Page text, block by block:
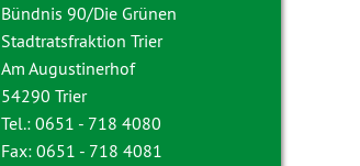
Bündnis 90/Die Grünen
Stadtratsfraktion Trier
Am Augustinerhof
54290 Trier
Tel.: 0651 - 718 4080
Fax: 0651 - 718 4081